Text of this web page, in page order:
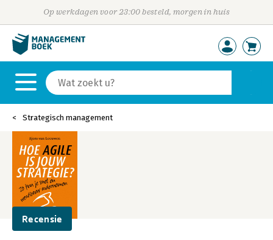
Op werkdagen voor 23:00 besteld, morgen in huis
Strategisch management
Recensie